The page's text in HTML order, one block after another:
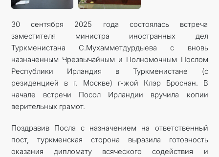
30 сентября 2025 года состоялась встреча
заместителя министра иностранных дел
Туркменистана С.Мухамметдурдыева с вновь
назначенным Чрезвычайным и Полномочным Послом
Республики Ирландия в Туркменистане (с
резиденцией в г. Москве) г-жой Клэр Броснан. В
начале встречи Посол Ирландии вручила копии
верительных грамот.
Поздравив Посла с назначением на ответственный
пост, туркменская сторона выразила готовность
оказания дипломату всяческого содействия и